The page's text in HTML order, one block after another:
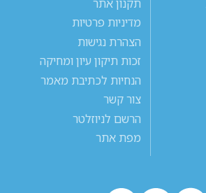
תקנון אתר
מדיניות פרטיות
הצהרת נגישות
זכות תיקון עיון ומחיקה
הנחיות לכתיבת מאמר
צור קשר
הרשם לניוזלטר
מפת אתר